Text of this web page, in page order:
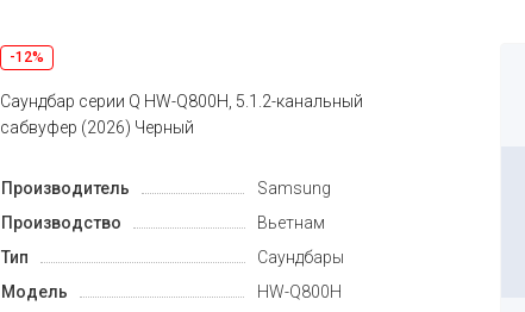
-12%
Саундбар серии Q HW-Q800H, 5.1.2-канальный
сабвуфер (2026) Черный
Производитель
Samsung
Производство
Вьетнам
Тип
Саундбары
Модель
HW-Q800H